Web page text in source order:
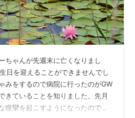
ちゃんが先週末に亡くなりまし
日を迎えることができませんでし
みをするので病院に行ったのがGW
きていることを知りました。先月
痙攣を起こすようになったので、